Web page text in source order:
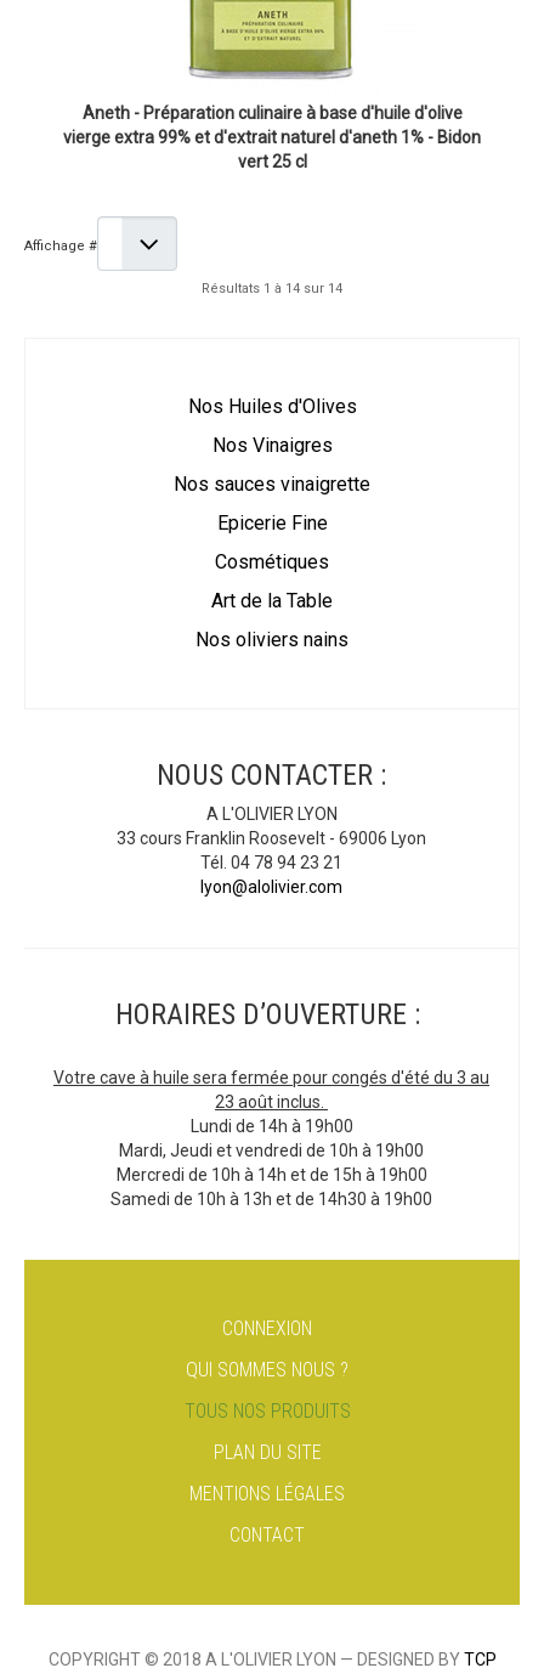
Aneth - Préparation culinaire à base d'huile d'olive
vierge extra 99% et d'extrait naturel d'aneth 1% - Bidon
vert 25 cl
Affichage #
Résultats 1 à 14 sur 14
Nos Huiles d'Olives
Nos Vinaigres
Nos sauces vinaigrette
Epicerie Fine
Cosmétiques
Art de la Table
Nos oliviers nains
NOUS CONTACTER :
A L'OLIVIER LYON
33 cours Franklin Roosevelt - 69006 Lyon
Tél. 04 78 94 23 21
lyon@alolivier.com
HORAIRES D’OUVERTURE :
Votre cave à huile sera fermée pour congés d'été du 3 au
23 août inclus.
Lundi de 14h à 19h00
Mardi, Jeudi et vendredi de 10h à 19h00
Mercredi de 10h à 14h et de 15h à 19h00
Samedi de 10h à 13h et de 14h30 à 19h00
CONNEXION
QUI SOMMES NOUS ?
TOUS NOS PRODUITS
PLAN DU SITE
MENTIONS LÉGALES
CONTACT
COPYRIGHT © 2018 A L'OLIVIER LYON — DESIGNED BYTCP